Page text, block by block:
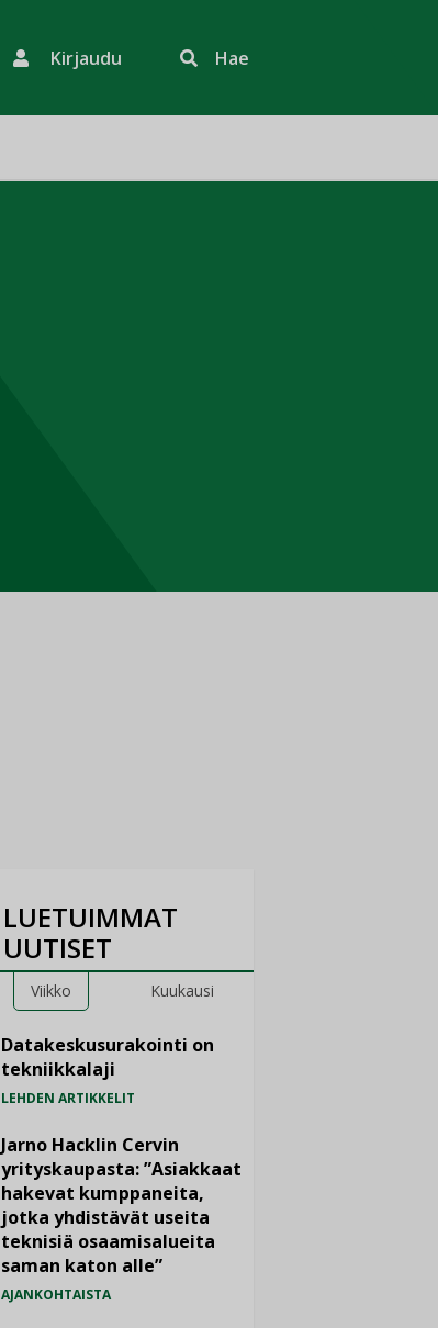
Kirjaudu Hae
LUETUIMMAT
UUTISET
Viikko Kuukausi
Datakeskusurakointi on
tekniikkalaji
LEHDEN ARTIKKELIT
Jarno Hacklin Cervin
yrityskaupasta: ”Asiakkaat
hakevat kumppaneita,
jotka yhdistävät useita
teknisiä osaamisalueita
saman katon alle”
AJANKOHTAISTA